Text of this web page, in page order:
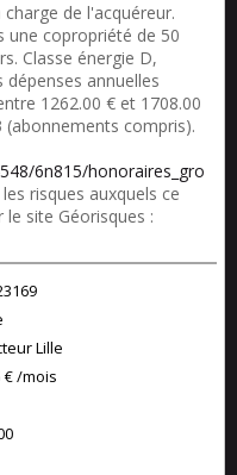
de l'acquéreur.
une copropriété de 50
Classe énergie D,
annuelles
1262.00 € et 1708.00
(abonnements compris).
6n815/honoraires_gro
risques auxquels ce
site Géorisques :
Lille
€ /mois